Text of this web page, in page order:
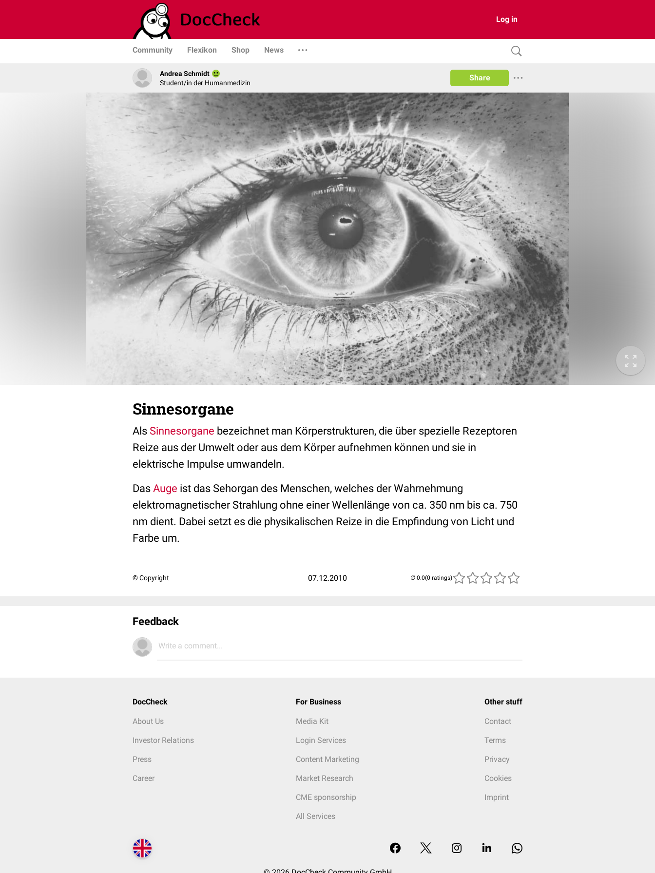
Log in
Community Flexikon Shop News
Andrea Schmidt
Student/in der Humanmedizin
Share
Sinnesorgane
Als Sinnesorgane bezeichnet man Körperstrukturen, die über spezielle Rezeptoren
Reize aus der Umwelt oder aus dem Körper aufnehmen können und sie in
elektrische Impulse umwandeln.
Das Auge ist das Sehorgan des Menschen, welches der Wahrnehmung
elektromagnetischer Strahlung ohne einerWellenlänge von ca. 350 nm bis ca. 750
nm dient. Dabei setzt es die physikalischen Reize in die Empfindung von Licht und
Farbe um.
© Copyright 07.12.2010 (0 ratings)
Feedback
Write a comment...
DocCheck
About Us
Investor Relations
Press
Career
For Business
Media Kit
Login Services
Content Marketing
Market Research
CME sponsorship
All Services
Other stuff
Contact
Terms
Privacy
Cookies
Imprint